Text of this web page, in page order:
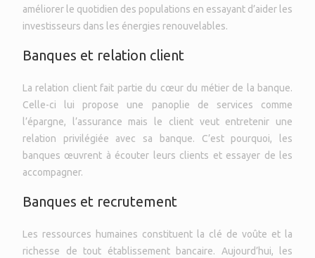
améliorer le quotidien des populations en essayant d’aider les
investisseurs dans les énergies renouvelables.
Banques et relation client
La relation client fait partie du cœur du métier de la banque.
Celle-ci lui propose une panoplie de services comme
l’épargne, l’assurance mais le client veut entretenir une
relation privilégiée avec sa banque. C’est pourquoi, les
banques œuvrent à écouter leurs clients et essayer de les
accompagner.
Banques et recrutement
Les ressources humaines constituent la clé de voûte et la
richesse de tout établissement bancaire. Aujourd’hui, les